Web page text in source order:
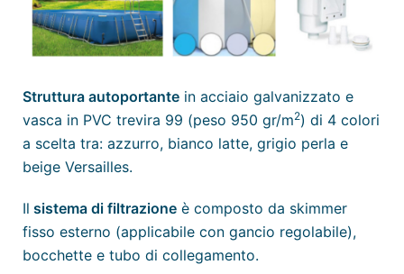
Struttura autoportante in acciaio galvanizzato e
vasca in PVC trevira 99 (peso 950 gr/m2) di 4 colori
a scelta tra: azzurro, bianco latte, grigio perla e
beige Versailles.
Il sistema di filtrazione è composto da skimmer
fisso esterno (applicabile con gancio regolabile),
bocchette e tubo di collegamento.